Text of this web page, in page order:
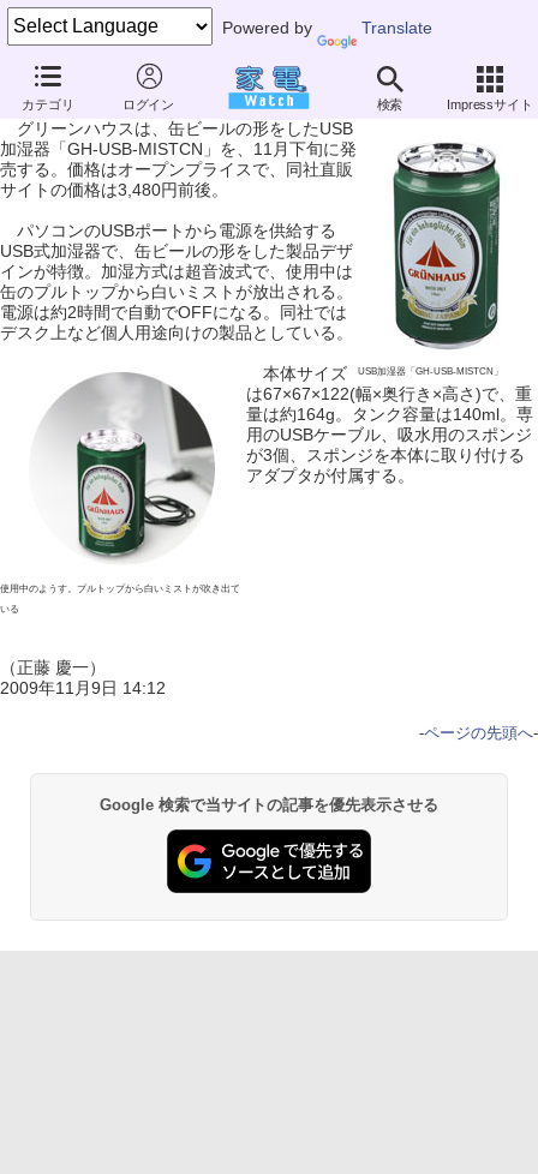
Powered by Translate
カテゴリ ログイン 検索 Impressサイト
グリーンハウス、缶ビール型のUSB加湿器
USB加湿器「GH-USB-MISTCN」
グリーンハウスは、缶ビールの形をしたUSB
加湿器「GH-USB-MISTCN」を、11月下旬に発
売する。価格はオープンプライスで、同社直販
サイトの価格は3,480円前後。
パソコンのUSBポートから電源を供給する
USB式加湿器で、缶ビールの形をした製品デザ
インが特徴。加湿方式は超音波式で、使用中は
缶のプルトップから白いミストが放出される。
電源は約2時間で自動でOFFになる。同社では
デスク上など個人用途向けの製品としている。
使用中のようす。プルトップから白いミストが吹き出て
いる
本体サイズ
は67×67×122(幅×奥行き×高さ)で、重
量は約164g。タンク容量は140ml。専
用のUSBケーブル、吸水用のスポンジ
が3個、スポンジを本体に取り付ける
アダプタが付属する。
（正藤 慶一）
2009年11月9日 14:12
-ページの先頭へ-
Google 検索で当サイトの記事を優先表示させる